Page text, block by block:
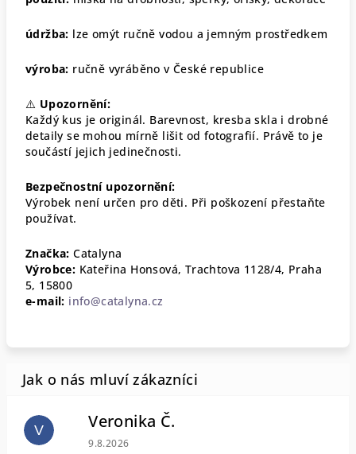
údržba: lze omýt ručně vodou a jemným prostředkem
výroba: ručně vyráběno v České republice
⚠️ Upozornění:
Každý kus je originál. Barevnost, kresba skla i drobné
detaily se mohou mírně lišit od fotografií. Právě to je
součástí jejich jedinečnosti.
Bezpečnostní upozornění:
Výrobek není určen pro děti. Při poškození přestaňte
používat.
Značka: Catalyna
Výrobce: Kateřina Honsová, Trachtova 1128/4, Praha
5, 15800
e-mail: info@catalyna.cz
V Veronika Č.
Hodnocení obchodu je 5 z 5 hvězdiček.
9.8.2026